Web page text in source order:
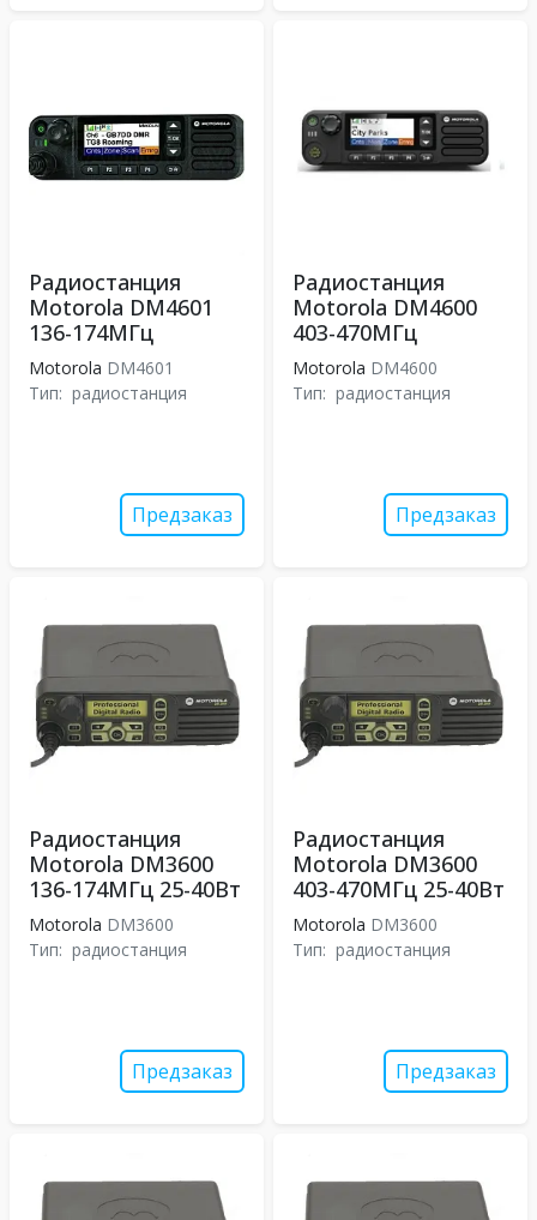
Радиостанция
Motorola DM4601
136-174МГц
Motorola DM4601
Тип: радиостанция
Предзаказ
Радиостанция
Motorola DM4600
403-470МГц
Motorola DM4600
Тип: радиостанция
Предзаказ
Радиостанция
Motorola DM3600
136-174МГц 25-40Вт
Motorola DM3600
Тип: радиостанция
Предзаказ
Радиостанция
Motorola DM3600
403-470МГц 25-40Вт
Motorola DM3600
Тип: радиостанция
Предзаказ